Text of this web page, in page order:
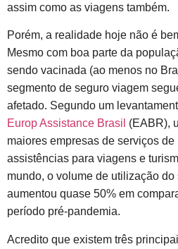
assim como as viagens também.
Porém, a realidade hoje não é
Mesmo com boa parte da
sendo vacinada (ao menos no
segmento de seguro viagem
afetado. Segundo um
Europ Assistance Brasil (EABR),
maiores empresas de serviços de
assistências para viagens e
mundo, o volume de utilização do
aumentou quase 50% em
período pré-pandemia.
Acredito que existem três